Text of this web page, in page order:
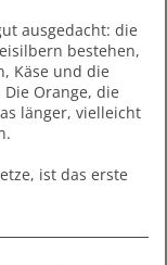
ausgedacht: die
bestehen,
Käse und die
Orange, die
länger, vielleicht
ist das erste